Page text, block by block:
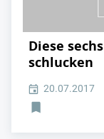
Diese
schlucken
20.07.2017